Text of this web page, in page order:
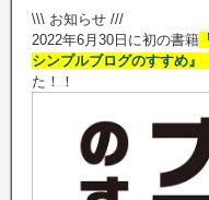
\\\ お知らせ ///
2022年6月30日に初の書籍
シンプルブログのすすめ』
た！！